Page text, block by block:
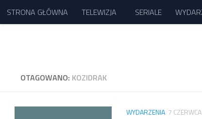
Przejdź do treści
STRONA GŁÓWNA TELEWIZJA SERIALE
OTAGOWANO: KOZIDRAK
WYDARZENIA 7